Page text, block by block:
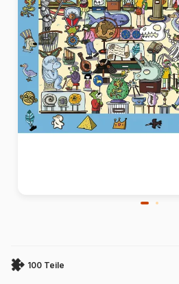
100 Teile